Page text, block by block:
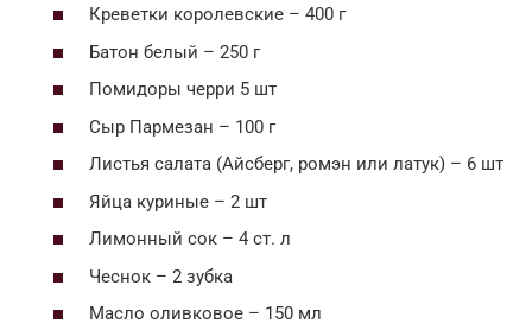
Креветки королевские – 400 г
Батон белый – 250 г
Помидоры черри 5 шт
Сыр Пармезан – 100 г
Листья салата (Айсберг, ромэн или латук) – 6 шт
Яйца куриные – 2 шт
Лимонный сок – 4 ст. л
Чеснок – 2 зубка
Масло оливковое – 150 мл